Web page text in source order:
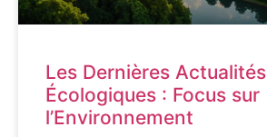
Les Dernières Actualités
Écologiques : Focus sur
l’Environnement